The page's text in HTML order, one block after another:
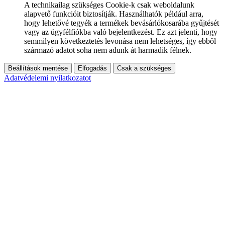
A technikailag szükséges Cookie-k csak weboldalunk
alapvető funkcióit biztosítják. Használhatók például arra,
hogy lehetővé tegyék a termékek bevásárlókosarába gyűjtését
vagy az ügyfélfiókba való bejelentkezést. Ez azt jelenti, hogy
semmilyen következtetés levonása nem lehetséges, így ebből
származó adatot soha nem adunk át harmadik félnek.
Beállítások mentése Elfogadás Csak a szükséges
Adatvédelemi nyilatkozatot